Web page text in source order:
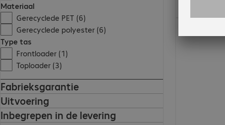
Materiaal
Gerecyclede PET (6)
Gerecyclede polyester (6)
Type tas
Frontloader (1)
Toploader (3)
Fabrieksgarantie
Uitvoering
Inbegrepen in de levering